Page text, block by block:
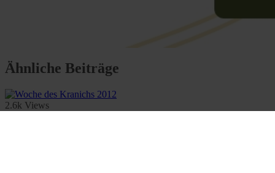
Ähnliche Beiträge
2.6k Views